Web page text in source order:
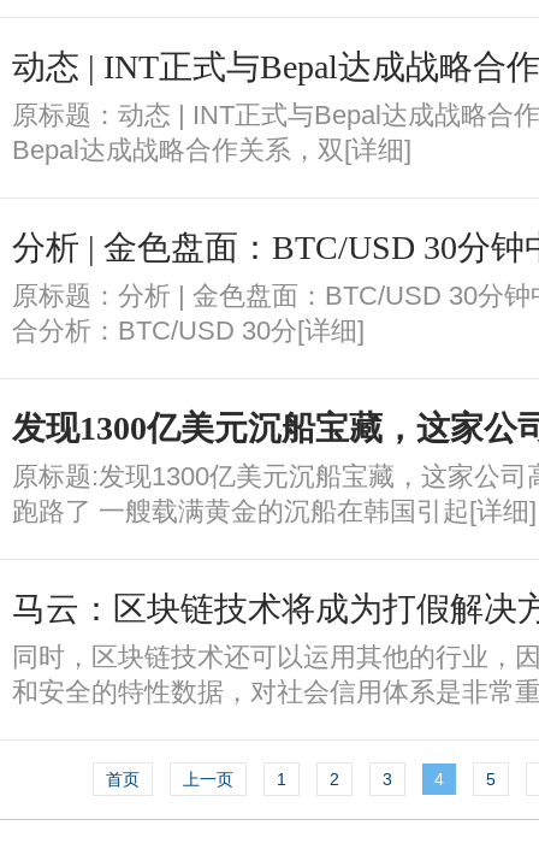
动态 | INT正式与Bepal达成战略合
原标题：动态 | INT正式与Bepal达成战略合
Bepal达成战略合作关系，双[详细]
分析 | 金色盘面：BTC/USD 30分钟
原标题：分析 | 金色盘面：BTC/USD 30分
合分析：BTC/USD 30分[详细]
发现1300亿美元沉船宝藏，这家公
原标题:发现1300亿美元沉船宝藏，这家公
跑路了 一艘载满黄金的沉船在韩国引起[详细]
马云：区块链技术将成为打假解决
同时，区块链技术还可以运用其他的行业，
和安全的特性数据，对社会信用体系是非常
首页 上一页 1 2 3 4 5